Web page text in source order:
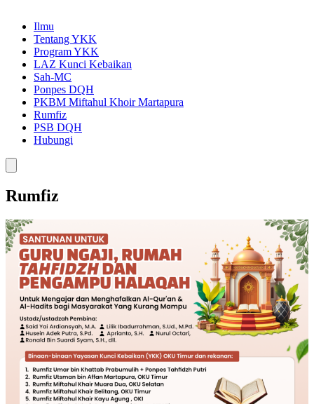
Ilmu
Tentang YKK
Program YKK
LAZ Kunci Kebaikan
Sah-MC
Ponpes DQH
PKBM Miftahul Khoir Martapura
Rumfiz
PSB DQH
Hubungi
Rumfiz